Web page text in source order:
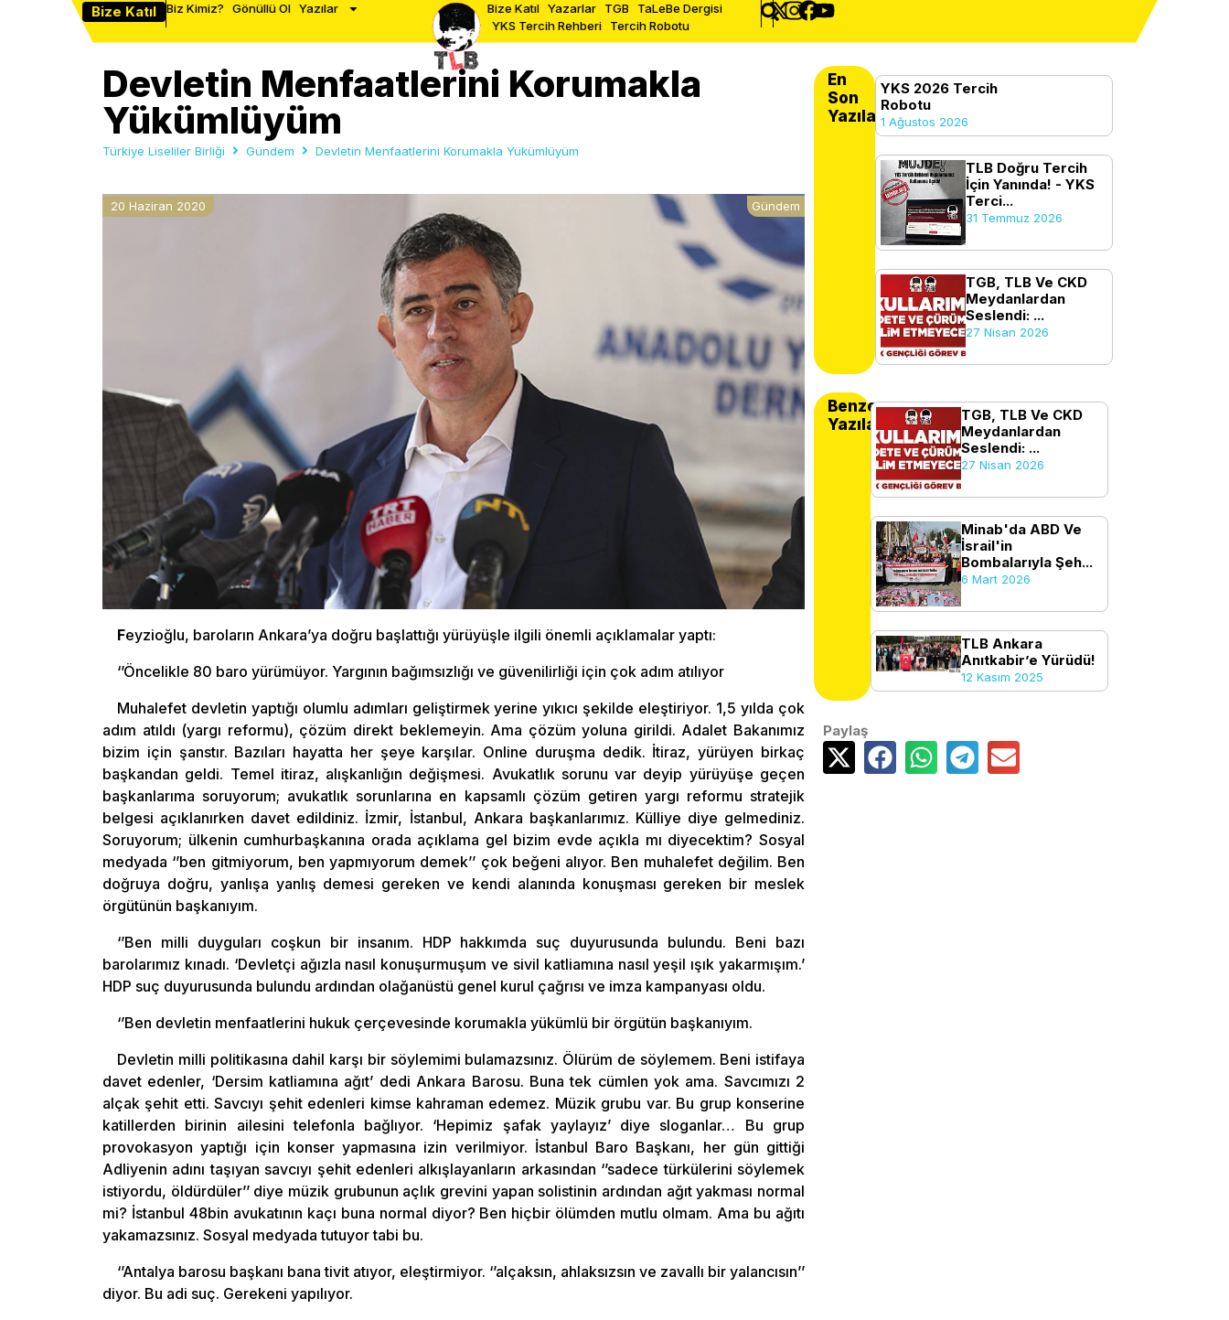
Bize Katıl Biz Kimiz? Gönüllü Ol Yazılar Bize Katıl Yazarlar TGB TaLeBe Dergisi
YKS Tercih Rehberi Tercih Robotu
Devletin Menfaatlerini Korumakla
Yükümlüyüm
Türkiye Liseliler Birliği Gündem Devletin Menfaatlerini Korumakla Yükümlüyüm
20 Haziran 2020 Gündem
Feyzioğlu, baroların Ankara’ya doğru başlattığı yürüyüşle ilgili önemli açıklamalar yaptı:
‘’Öncelikle 80 baro yürümüyor. Yargının bağımsızlığı ve güvenilirliği için çok adım atılıyor
Muhalefet devletin yaptığı olumlu adımları geliştirmek yerine yıkıcı şekilde eleştiriyor. 1,5 yılda çok
adım atıldı (yargı reformu), çözüm direkt beklemeyin. Ama çözüm yoluna girildi. Adalet Bakanımız
bizim için şanstır. Bazıları hayatta her şeye karşılar. Online duruşma dedik. İtiraz, yürüyen birkaç
başkandan geldi. Temel itiraz, alışkanlığın değişmesi. Avukatlık sorunu var deyip yürüyüşe geçen
başkanlarıma soruyorum; avukatlık sorunlarına en kapsamlı çözüm getiren yargı reformu stratejik
belgesi açıklanırken davet edildiniz. İzmir, İstanbul, Ankara başkanlarımız. Külliye diye gelmediniz.
Soruyorum; ülkenin cumhurbaşkanına orada açıklama gel bizim evde açıkla mı diyecektim? Sosyal
medyada ‘’ben gitmiyorum, ben yapmıyorum demek’’ çok beğeni alıyor. Ben muhalefet değilim. Ben
doğruya doğru, yanlışa yanlış demesi gereken ve kendi alanında konuşması gereken bir meslek
örgütünün başkanıyım.
‘’Ben milli duyguları coşkun bir insanım. HDP hakkımda suç duyurusunda bulundu. Beni bazı
barolarımız kınadı. ‘Devletçi ağızla nasıl konuşurmuşum ve sivil katliamına nasıl yeşil ışık yakarmışım.’
HDP suç duyurusunda bulundu ardından olağanüstü genel kurul çağrısı ve imza kampanyası oldu.
‘’Ben devletin menfaatlerini hukuk çerçevesinde korumakla yükümlü bir örgütün başkanıyım.
Devletin milli politikasına dahil karşı bir söylemimi bulamazsınız. Ölürüm de söylemem. Beni istifaya
davet edenler, ‘Dersim katliamına ağıt’ dedi Ankara Barosu. Buna tek cümlen yok ama. Savcımızı 2
alçak şehit etti. Savcıyı şehit edenleri kimse kahraman edemez. Müzik grubu var. Bu grup konserine
katillerden birinin ailesini telefonla bağlıyor. ‘Hepimiz şafak yaylayız’ diye sloganlar… Bu grup
provokasyon yaptığı için konser yapmasına izin verilmiyor. İstanbul Baro Başkanı, her gün gittiği
Adliyenin adını taşıyan savcıyı şehit edenleri alkışlayanların arkasından ‘’sadece türkülerini söylemek
istiyordu, öldürdüler’’ diye müzik grubunun açlık grevini yapan solistinin ardından ağıt yakması normal
mi? İstanbul 48bin avukatının kaçı buna normal diyor? Ben hiçbir ölümden mutlu olmam. Ama bu ağıtı
yakamazsınız. Sosyal medyada tutuyor tabi bu.
‘’Antalya barosu başkanı bana tivit atıyor, eleştirmiyor. ‘’alçaksın, ahlaksızsın ve zavallı bir yalancısın’’
diyor. Bu adi suç. Gerekeni yapılıyor.
En
Son
Yazılanlar
YKS 2026 Tercih
Robotu
1 Ağustos 2026
TLB Doğru Tercih
İçin Yanında! - YKS
Terci...
31 Temmuz 2026
TGB, TLB Ve CKD
Meydanlardan
Seslendi: ...
27 Nisan 2026
Benzer
Yazılar
TGB, TLB Ve CKD
Meydanlardan
Seslendi: ...
27 Nisan 2026
Minab'da ABD Ve
İsrail'in
Bombalarıyla Şeh...
6 Mart 2026
TLB Ankara
Anıtkabir’e Yürüdü!
12 Kasım 2025
Paylaş